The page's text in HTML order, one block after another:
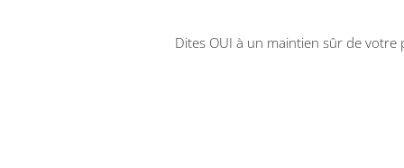
Dites OUI à un maintien sûr de